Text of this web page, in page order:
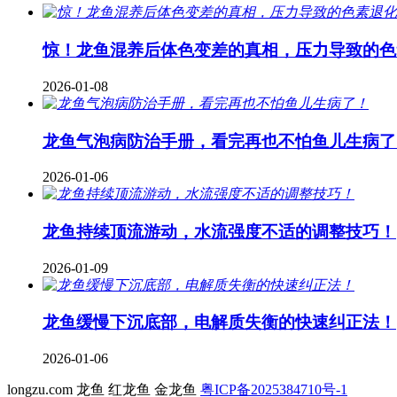
惊！龙鱼混养后体色变差的真相，压力导致的色
2026-01-08
龙鱼气泡病防治手册，看完再也不怕鱼儿生病了
2026-01-06
龙鱼持续顶流游动，水流强度不适的调整技巧！
2026-01-09
龙鱼缓慢下沉底部，电解质失衡的快速纠正法！
2026-01-06
longzu.com 龙鱼 红龙鱼 金龙鱼 粤ICP备2025384710号-1